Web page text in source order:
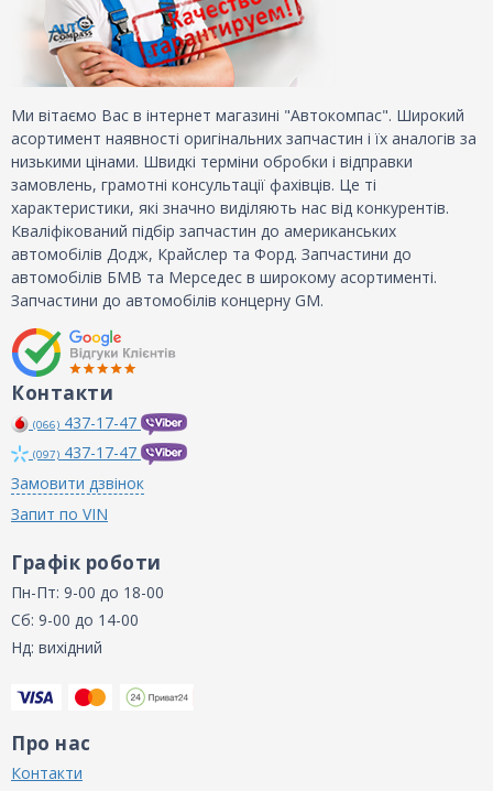
Ми вітаємо Вас в інтернет магазині "Автокомпас". Широкий
асортимент наявності оригінальних запчастин і їх аналогів за
низькими цінами. Швидкі терміни обробки і відправки
замовлень, грамотні консультації фахівців. Це ті
характеристики, які значно виділяють нас від конкурентів.
Кваліфікований підбір запчастин до американських
автомобілів Додж, Крайслер та Форд. Запчастини до
автомобілів БМВ та Мерседес в широкому асортименті.
Запчастини до автомобілів концерну GM.
Контакти
(066) 437-17-47
(097) 437-17-47
Замовити дзвінок
Запит по VIN
Графік роботи
Пн-Пт: 9-00 до 18-00
Сб: 9-00 до 14-00
Нд: вихідний
Про нас
Контакти